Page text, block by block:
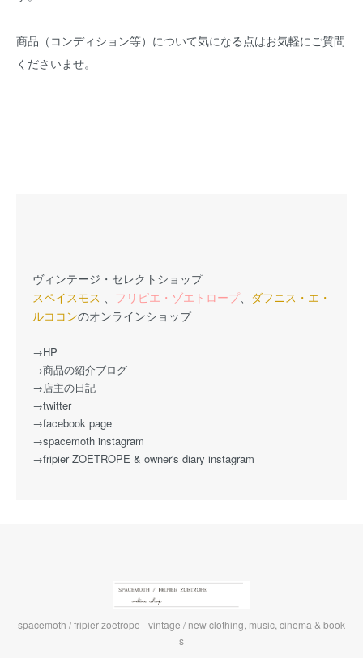
商品（コンディション等）について気になる点はお気軽にご質問
くださいませ。
ヴィンテージ・セレクトショップ
スペイスモス 、 フリピエ・ゾエトロープ、 ダフニス・エ・
ルココンのオンラインショップ
→HP
→商品の紹介ブログ
→店主の日記
→twitter
→facebook page
→spacemoth instagram
→fripier ZOETROPE & owner's diary instagram
spacemoth / fripier zoetrope - vintage / new clothing, music, cinema & book
s